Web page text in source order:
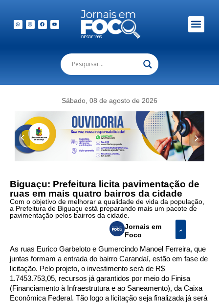
Sábado, 08 de agosto de 2026
Biguaçu: Prefeitura licita pavimentação de
ruas em mais quatro bairros da cidade
Com o objetivo de melhorar a qualidade de vida da população,
a Prefeitura de Biguaçu está preparando mais um pacote de
pavimentação pelos bairros da cidade.
Jornais em
Foco
As ruas Eurico Garbeloto e Gumercindo Manoel Ferreira, que
juntas formam a entrada do bairro Carandaí, estão em fase de
licitação. Pelo projeto, o investimento será de R$
1.7453.753,05, recursos já garantidos por meio do Finisa
(Financiamento à Infraestrutura e ao Saneamento), da Caixa
Econômica Federal. Tão logo a licitação seja finalizada já será